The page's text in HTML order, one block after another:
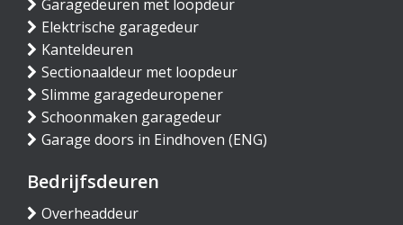
Garagedeuren met loopdeur
Elektrische garagedeur
Kanteldeuren
Sectionaaldeur met loopdeur
Slimme garagedeuropener
Schoonmaken garagedeur
Garage doors in Eindhoven (ENG)
Bedrijfsdeuren
Overheaddeur